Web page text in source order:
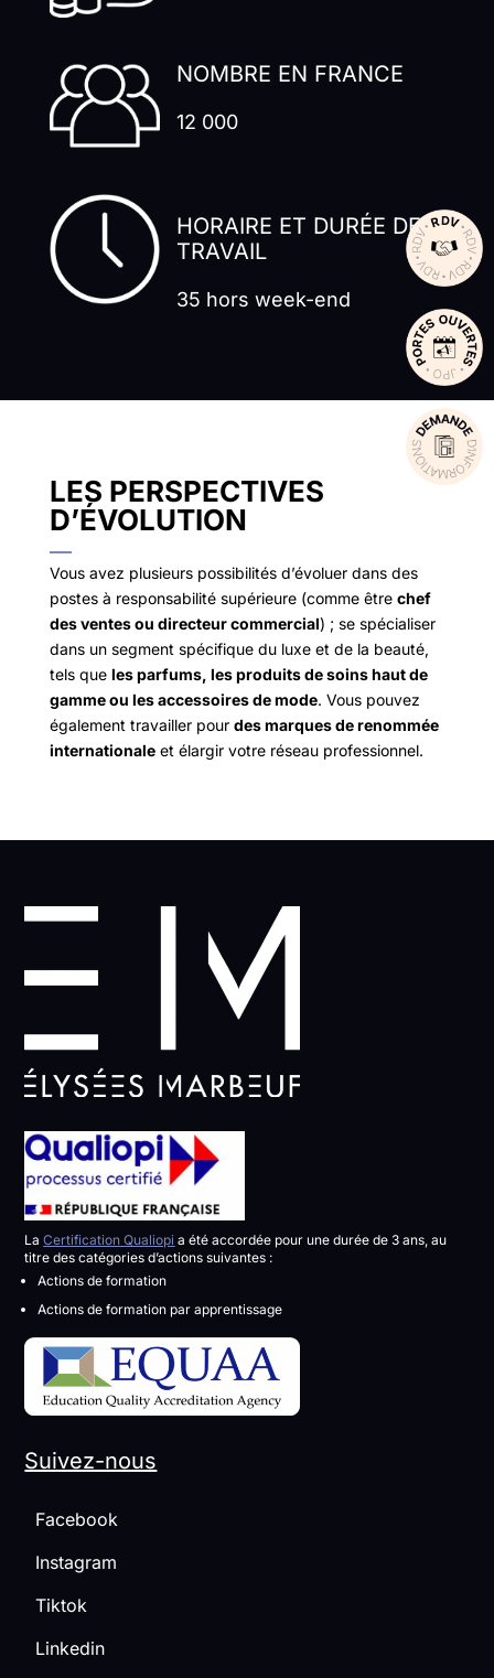
NOMBRE EN FRANCE
12 000
HORAIRE ET DURÉE DE
TRAVAIL
35 hors week-end
LES PERSPECTIVES
D’ÉVOLUTION
Vous avez plusieurs possibilités d’évoluer dans des
postes à responsabilité supérieure (comme être chef
des ventes ou directeur commercial) ; se spécialiser
dans un segment spécifique du luxe et de la beauté,
tels que les parfums, les produits de soins haut de
gamme ou les accessoires de mode. Vous pouvez
également travailler pour des marques de renommée
internationaleet élargir votre réseau professionnel.
LaCertification Qualiopi a été accordée pour une durée de 3 ans, au
titre des catégories d’actions suivantes :
Actions de formation
Actions de formation par apprentissage
Suivez-nous
Facebook
Instagram
Tiktok
Linkedin